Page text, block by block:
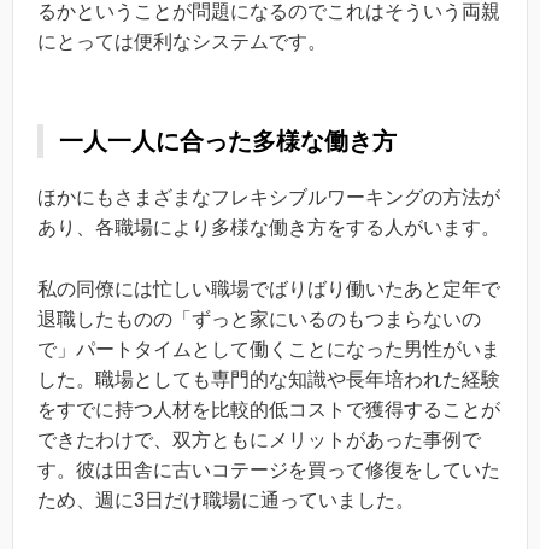
るかということが問題になるのでこれはそういう両親
にとっては便利なシステムです。
一人一人に合った多様な働き方
ほかにもさまざまなフレキシブルワーキングの方法が
あり、各職場により多様な働き方をする人がいます。
私の同僚には忙しい職場でばりばり働いたあと定年で
退職したものの「ずっと家にいるのもつまらないの
で」パートタイムとして働くことになった男性がいま
した。職場としても専門的な知識や長年培われた経験
をすでに持つ人材を比較的低コストで獲得することが
できたわけで、双方ともにメリットがあった事例で
す。彼は田舎に古いコテージを買って修復をしていた
ため、週に3日だけ職場に通っていました。